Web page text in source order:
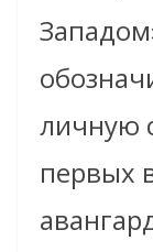
личную
первых